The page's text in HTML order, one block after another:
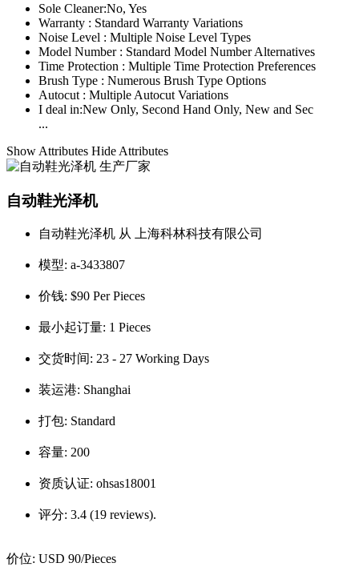
Sole Cleaner:No, Yes
Warranty : Standard Warranty Variations
Noise Level : Multiple Noise Level Types
Model Number : Standard Model Number Alternatives
Time Protection : Multiple Time Protection Preferences
Brush Type : Numerous Brush Type Options
Autocut : Multiple Autocut Variations
I deal in:New Only, Second Hand Only, New and Sec
...
Show Attributes Hide Attributes
自动鞋光泽机
自动鞋光泽机 从 上海科林科技有限公司
模型: a-3433807
价钱: $90 Per Pieces
最小起订量: 1 Pieces
交货时间: 23 - 27 Working Days
装运港: Shanghai
打包: Standard
容量: 200
资质认证: ohsas18001
评分: 3.4 (19 reviews).
价位: USD 90/Pieces